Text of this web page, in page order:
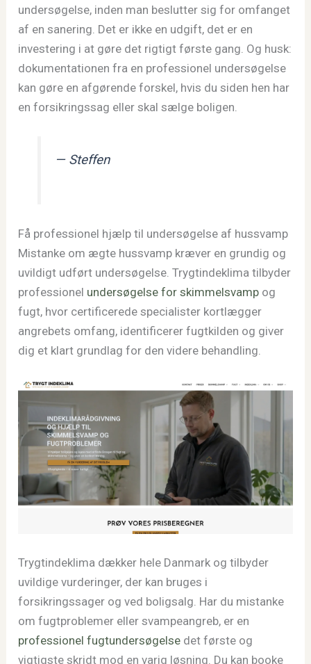
undersøgelse, inden man beslutter sig for omfanget
af en sanering. Det er ikke en udgift, det er en
investering i at gøre det rigtigt første gang. Og husk:
dokumentationen fra en professionel undersøgelse
kan gøre en afgørende forskel, hvis du siden hen har
en forsikringssag eller skal sælge boligen.
— Steffen
Få professionel hjælp til undersøgelse af hussvamp
Mistanke om ægte hussvamp kræver en grundig og
uvildigt udført undersøgelse. Trygtindeklima tilbyder
professionel undersøgelse for skimmelsvamp og
fugt, hvor certificerede specialister kortlægger
angrebets omfang, identificerer fugtkilden og giver
dig et klart grundlag for den videre behandling.
Trygtindeklima dækker hele Danmark og tilbyder
uvildige vurderinger, der kan bruges i
forsikringssager og ved boligsalg. Har du mistanke
om fugtproblemer eller svampeangreb, er en
professionel fugtundersøgelse det første og
vigtigste skridt mod en varig løsning. Du kan booke